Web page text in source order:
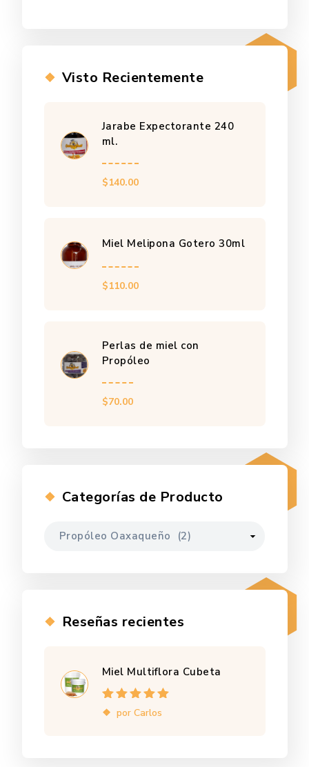
Visto Recientemente
Jarabe Expectorante 240
ml.
$140.00
Miel Melipona Gotero 30ml
$110.00
Perlas de miel con
Propóleo
$70.00
Categorías de Producto
Reseñas recientes
Miel Multiflora Cubeta
Valorado en
de 5
por Carlos